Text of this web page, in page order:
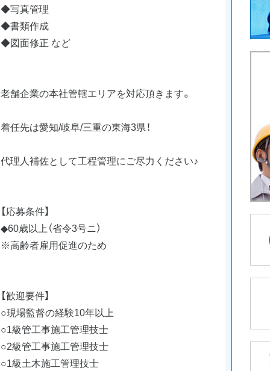
◆写真管理
◆書類作成
◆図面修正 など
老舗企業の本社管轄エリアを対応頂きます。
着任先は愛知/岐阜/三重の東海3県！
代理人補佐として工程管理にご尽力ください♪
【応募条件】
◆60歳以上（省令3号ニ）
※高齢者雇用促進のため
【歓迎要件】
○現場監督の経験10年以上
○1級管工事施工管理技士
○2級管工事施工管理技士
○1級土木施工管理技士